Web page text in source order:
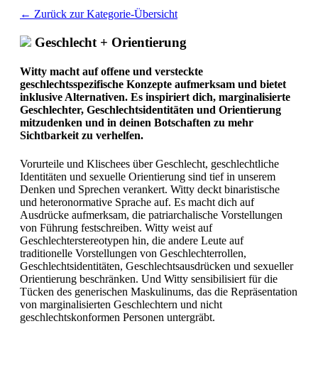
← Zurück zur Kategorie-Übersicht
Geschlecht + Orientierung
Witty macht auf offene und versteckte
geschlechtsspezifische Konzepte aufmerksam und bietet
inklusive Alternativen. Es inspiriert dich, marginalisierte
Geschlechter, Geschlechtsidentitäten und Orientierung
mitzudenken und in deinen Botschaften zu mehr
Sichtbarkeit zu verhelfen.
Vorurteile und Klischees über Geschlecht, geschlechtliche
Identitäten und sexuelle Orientierung sind tief in unserem
Denken und Sprechen verankert. Witty deckt binaristische
und heteronormative Sprache auf. Es macht dich auf
Ausdrücke aufmerksam, die patriarchalische Vorstellungen
von Führung festschreiben. Witty weist auf
Geschlechterstereotypen hin, die andere Leute auf
traditionelle Vorstellungen von Geschlechterrollen,
Geschlechtsidentitäten, Geschlechtsausdrücken und sexueller
Orientierung beschränken. Und Witty sensibilisiert für die
Tücken des generischen Maskulinums, das die Repräsentation
von marginalisierten Geschlechtern und nicht
geschlechtskonformen Personen untergräbt.